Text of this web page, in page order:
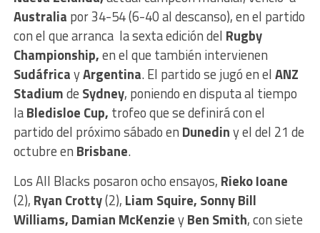
Australia por 34-54 (6-40 al descanso), en el partido
con el que arranca la sexta edición del Rugby
Championship,en el que también intervienen
SudáfricayArgentina. El partido se jugó en elANZ
Stadiumde Sydney, poniendo en disputa al tiempo
laBledisloe Cup, trofeo que se definirá con el
partido del próximo sábado en Dunediny el del 21 de
octubre en Brisbane.
Los All Blacks posaron ocho ensayos, Rieko Ioane
(2), Ryan Crotty(2), Liam Squire, Sonny Bill
Williams, Damian McKenzieyBen Smith, con siete